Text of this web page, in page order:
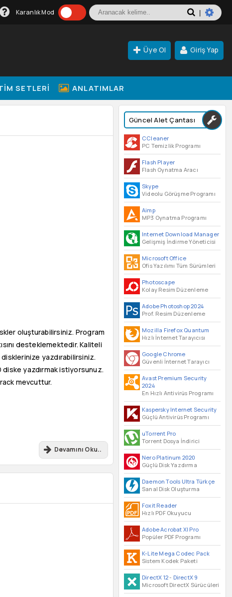
Karanlık Mod
Üye Ol Giriş Yap
SETLERI ANLATIMLAR
Güncel Alet Çantası
CCleaner
PC Temizlik Programı
Flash Player
Flash Oynatma Aracı
Skype
Videolu Görüşme Programı
Aimp
MP3 Oynatma Programı
Internet Download Manager
Gelişmiş İndirme Yöneticisi
Microsoft Office
Ofis Yazılımı Tüm Sürümleri
Photoscape
Kolay Resim Düzenleme
Adobe Photoshop 2024
Prof. Resim Düzenleme
Mozilla Firefox Quantum
Hızlı İnternet Tarayıcısı
Google Chrome
Güvenli İnternet Tarayıcı
Avast Premium Security
2024
En Hızlı Antivirüs Programı
Kaspersky Internet Security
Güçlü Antivirüs Programı
uTorrent Pro
Torrent Dosya İndirici
Nero Platinum 2020
Güçlü Disk Yazdırma
Daemon Tools Ultra Türkçe
Sanal Disk Oluşturma
Foxit Reader
Hızlı PDF Okuyucu
Adobe Acrobat XI Pro
Popüler PDF Programı
K-Lite Mega Codec Pack
Sistem Kodek Paketi
DirectX 12- DirectX 9
Microsoft DirectX Sürücüleri
oluşturabilirsiniz. Program
desteklemektedir. Kaliteli
yazdırabilirsiniz.
diske yazdırmak istiyorsunuz.
mevcuttur.
Devamını Oku..